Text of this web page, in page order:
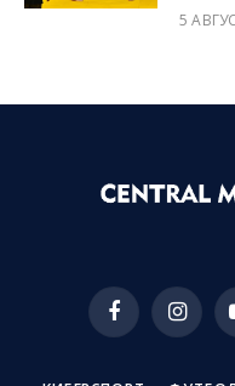
5
Facebook